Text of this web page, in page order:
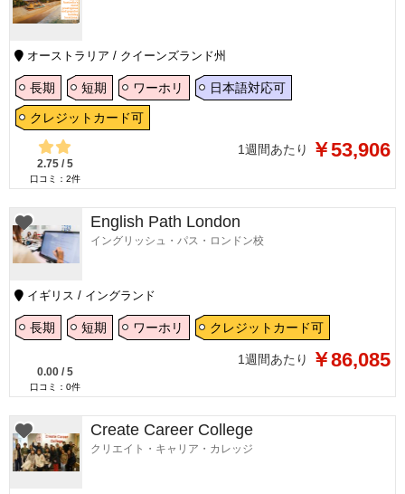
オーストラリア / クイーンズランド州
長期 短期 ワーホリ 日本語対応可
クレジットカード可
2.75 / 5
口コミ： 2件
1週間あたり ￥53,906
English Path London
イングリッシュ・パス・ロンドン校
イギリス / イングランド
長期 短期 ワーホリ クレジットカード可
0.00 / 5
口コミ： 0件
1週間あたり ￥86,085
Create Career College
クリエイト・キャリア・カレッジ